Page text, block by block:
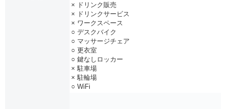
× ドリンク販売
× ドリンクサービス
× ワークスペース
○ デスクバイク
○ マッサージチェア
○ 更衣室
○ 鍵なしロッカー
× 駐車場
× 駐輪場
○ WiFi